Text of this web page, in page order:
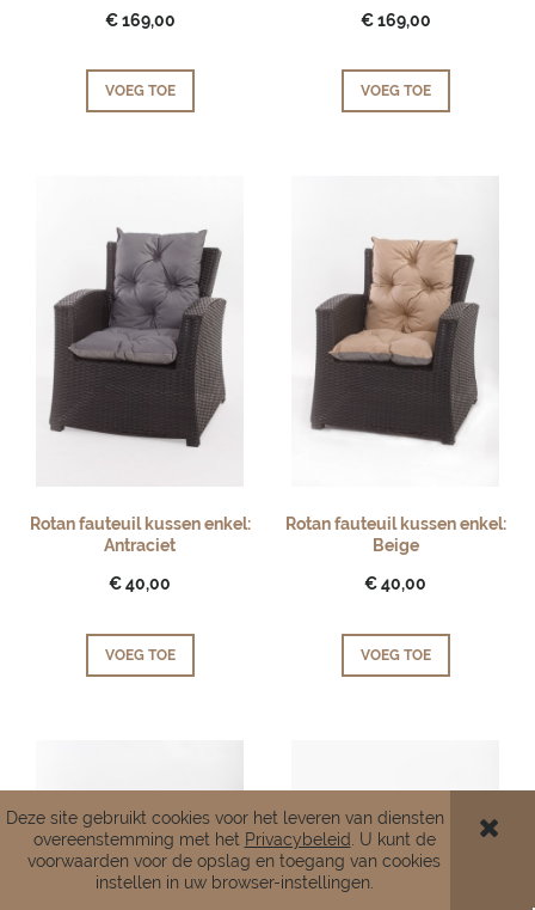
Deze site gebruikt cookies voor het leveren van diensten in
overeenstemming met het Privacybeleid . U kunt de
voorwaarden voor de opslag en toegang van cookies
instellen in uw browser-instellingen.
€ 169,00
VOEG TOE
€ 169,00
VOEG TOE
Rotan fauteuil kussen enkel:
Antraciet
€ 40,00
VOEG TOE
Rotan fauteuil kussen enkel:
Beige
€ 40,00
VOEG TOE